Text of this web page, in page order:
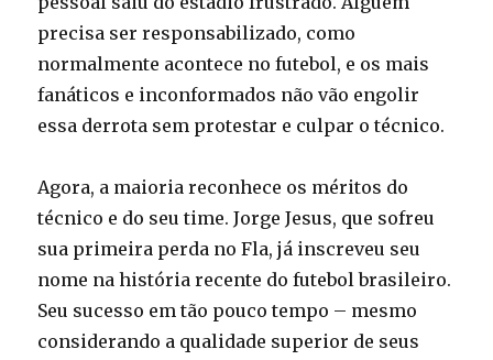
precisa ser responsabilizado, como
normalmente acontece no futebol, e os mais
fanáticos e inconformados não vão engolir
essa derrota sem protestar e culpar o técnico.
Agora, a maioria reconhece os méritos do
técnico e do seu time. Jorge Jesus, que sofreu
sua primeira perda no Fla, já inscreveu seu
nome na história recente do futebol brasileiro.
Seu sucesso em tão pouco tempo – mesmo
considerando a qualidade superior de seus